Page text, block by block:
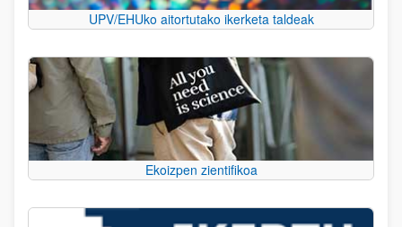
UPV/EHUko aitortutako ikerketa taldeak
Ekoizpen zientifikoa